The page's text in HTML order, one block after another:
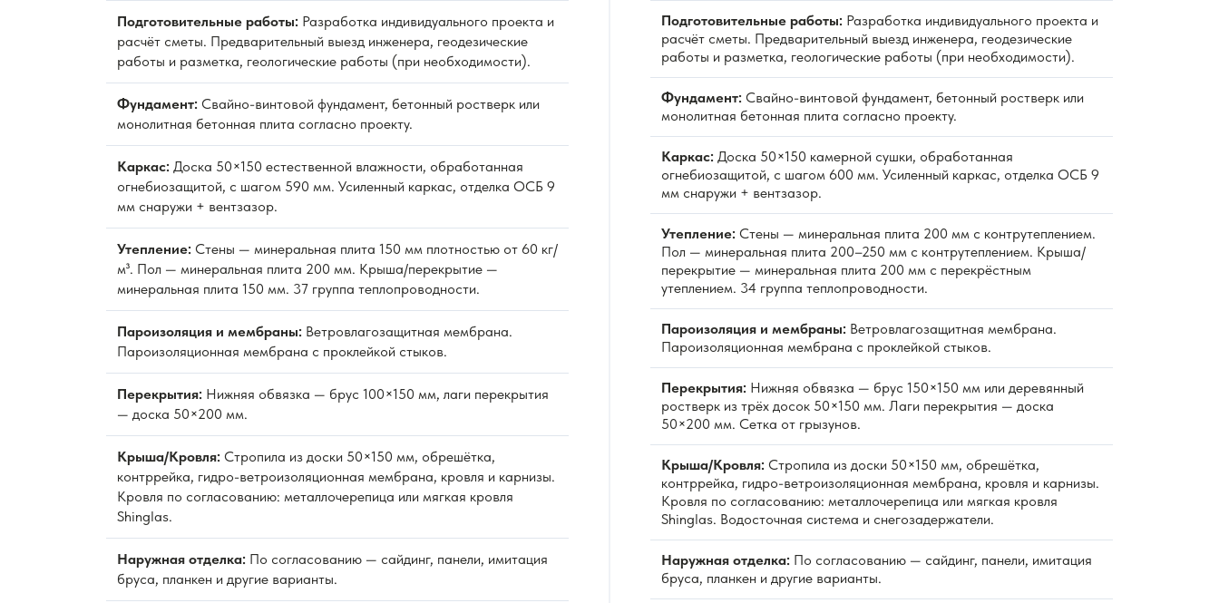
Подготовительные работы: Разработка индивидуального проекта и
расчёт сметы. Предварительный выезд инженера, геодезические
работы и разметка, геологические работы (при необходимости).
Фундамент: Свайно-винтовой фундамент, бетонный ростверк или
монолитная бетонная плита согласно проекту.
Каркас: Доска 50×150 естественной влажности, обработанная
огнебиозащитой, с шагом 590 мм. Усиленный каркас, отделка ОСБ 9
мм снаружи + вентзазор.
Утепление: Стены — минеральная плита 150 мм плотностью от 60 кг/
м³. Пол — минеральная плита 200 мм. Крыша/перекрытие —
минеральная плита 150 мм. 37 группа теплопроводности.
Пароизоляция и мембраны: Ветровлагозащитная мембрана.
Пароизоляционная мембрана с проклейкой стыков.
Перекрытия: Нижняя обвязка — брус 100×150 мм, лаги перекрытия
— доска 50×200 мм.
Крыша/Кровля: Стропила из доски 50×150 мм, обрешётка,
контррейка, гидро-ветроизоляционная мембрана, кровля и карнизы.
Кровля по согласованию: металлочерепица или мягкая кровля
Shinglas.
Наружная отделка: По согласованию — сайдинг, панели, имитация
бруса, планкен и другие варианты.
Подготовительные работы: Разработка индивидуального проекта и
расчёт сметы. Предварительный выезд инженера, геодезические
работы и разметка, геологические работы (при необходимости).
Фундамент: Свайно-винтовой фундамент, бетонный ростверк или
монолитная бетонная плита согласно проекту.
Каркас: Доска 50×150 камерной сушки, обработанная
огнебиозащитой, с шагом 600 мм. Усиленный каркас, отделка ОСБ 9
мм снаружи + вентзазор.
Утепление: Стены — минеральная плита 200 мм с контрутеплением.
Пол — минеральная плита 200–250 мм с контрутеплением. Крыша/
перекрытие — минеральная плита 200 мм с перекрёстным
утеплением. 34 группа теплопроводности.
Пароизоляция и мембраны: Ветровлагозащитная мембрана.
Пароизоляционная мембрана с проклейкой стыков.
Перекрытия: Нижняя обвязка — брус 150×150 мм или деревянный
ростверк из трёх досок 50×150 мм. Лаги перекрытия — доска
50×200 мм. Сетка от грызунов.
Крыша/Кровля: Стропила из доски 50×150 мм, обрешётка,
контррейка, гидро-ветроизоляционная мембрана, кровля и карнизы.
Кровля по согласованию: металлочерепица или мягкая кровля
Shinglas. Водосточная система и снегозадержатели.
Наружная отделка: По согласованию — сайдинг, панели, имитация
бруса, планкен и другие варианты.